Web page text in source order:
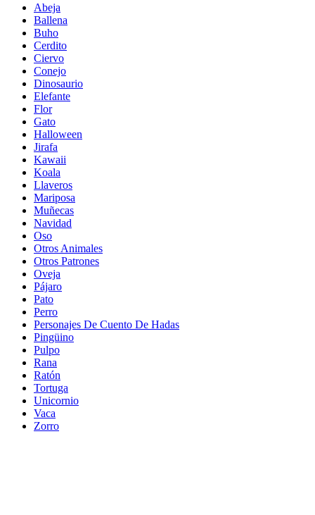
Abeja
Ballena
Buho
Cerdito
Ciervo
Conejo
Dinosaurio
Elefante
Flor
Gato
Halloween
Jirafa
Kawaii
Koala
Llaveros
Mariposa
Muñecas
Navidad
Oso
Otros Animales
Otros Patrones
Oveja
Pájaro
Pato
Perro
Personajes De Cuento De Hadas
Pingüino
Pulpo
Rana
Ratón
Tortuga
Unicornio
Vaca
Zorro